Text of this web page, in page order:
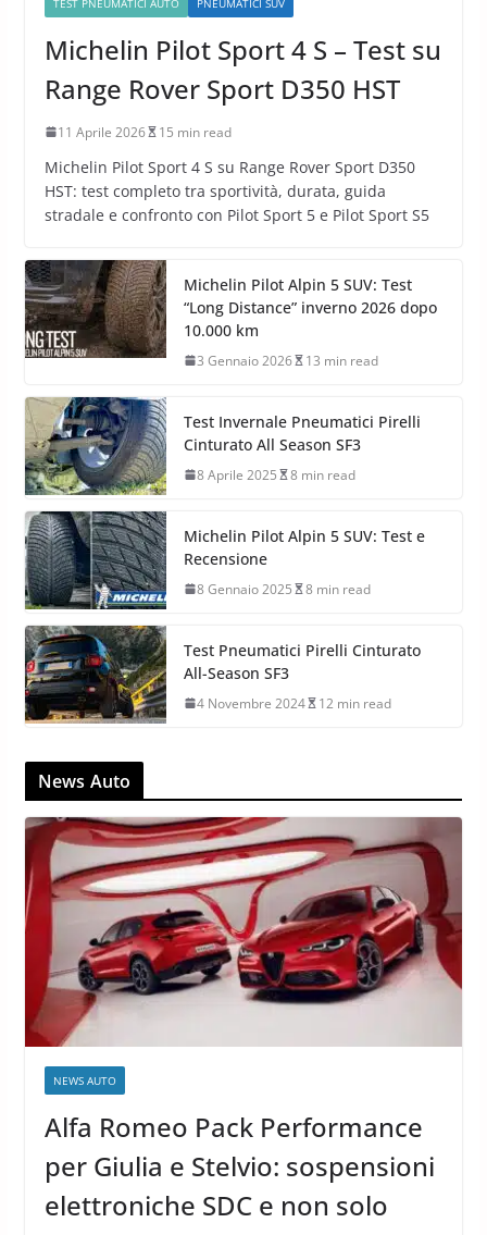
Michelin Pilot Sport 4 S – Test su
Range Rover Sport D350 HST
11 Aprile 2026 15 min read
Michelin Pilot Sport 4 S su Range Rover Sport D350
HST: test completo tra sportività, durata, guida
stradale e confronto con Pilot Sport 5 e Pilot Sport S5
Michelin Pilot Alpin 5 SUV: Test
“Long Distance” inverno 2026 dopo
10.000 km
3 Gennaio 2026 13 min read
Test Invernale Pneumatici Pirelli
Cinturato All Season SF3
8 Aprile 2025 8 min read
Michelin Pilot Alpin 5 SUV: Test e
Recensione
8 Gennaio 2025 8 min read
Test Pneumatici Pirelli Cinturato
All-Season SF3
4 Novembre 2024 12 min read
News Auto
NEWS AUTO
Alfa Romeo Pack Performance
per Giulia e Stelvio: sospensioni
elettroniche SDC e non solo